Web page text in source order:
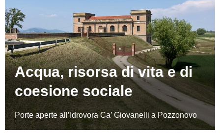
Acqua, risorsa di vita e di
coesione sociale
Porte aperte all’Idrovora Ca’ Giovanelli a Pozzonovo